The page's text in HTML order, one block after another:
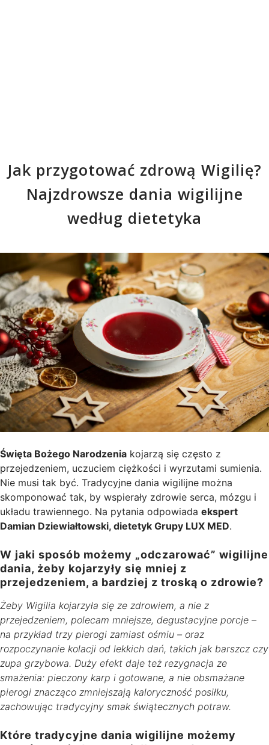
Jak przygotować zdrową Wigilię?
Najzdrowsze dania wigilijne
według dietetyka
Święta Bożego Narodzenia kojarzą się często z
przejedzeniem, uczuciem ciężkości i wyrzutami sumienia.
Nie musi tak być. Tradycyjne dania wigilijne można
skomponować tak, by wspierały zdrowie serca, mózgu i
układu trawiennego. Na pytania odpowiada ekspert
Damian Dziewiałtowski, dietetyk Grupy LUX MED.
W jaki sposób możemy „odczarować” wigilijne
dania, żeby kojarzyły się mniej z
przejedzeniem, a bardziej z troską o zdrowie?
Żeby Wigilia kojarzyła się ze zdrowiem, a nie z
przejedzeniem, polecam mniejsze, degustacyjne porcje –
na przykład trzy pierogi zamiast ośmiu – oraz
rozpoczynanie kolacji od lekkich dań, takich jak barszcz czy
zupa grzybowa. Duży efekt daje też rezygnacja ze
smażenia: pieczony karp i gotowane, a nie obsmażane
pierogi znacząco zmniejszają kaloryczność posiłku,
zachowując tradycyjny smak świątecznych potraw.
Które tradycyjne dania wigilijne możemy